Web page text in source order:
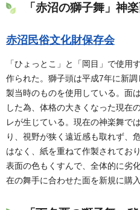
「赤沼の獅子舞」神
赤沼民俗文化財保存会
「ひょっとこ」と「岡目」で使用
作られた。獅子頭は平成7年に新
製当時のものを使用している。面
した為、体格の大きくなった現在
レが生じている。現在の神楽舞で
り、視野が狭く遠近感も取れず、
はなく、紙を重ねて作製されてお
表面の色もくすんで、全体的に劣
在の舞手に合わせた面を新規に購入